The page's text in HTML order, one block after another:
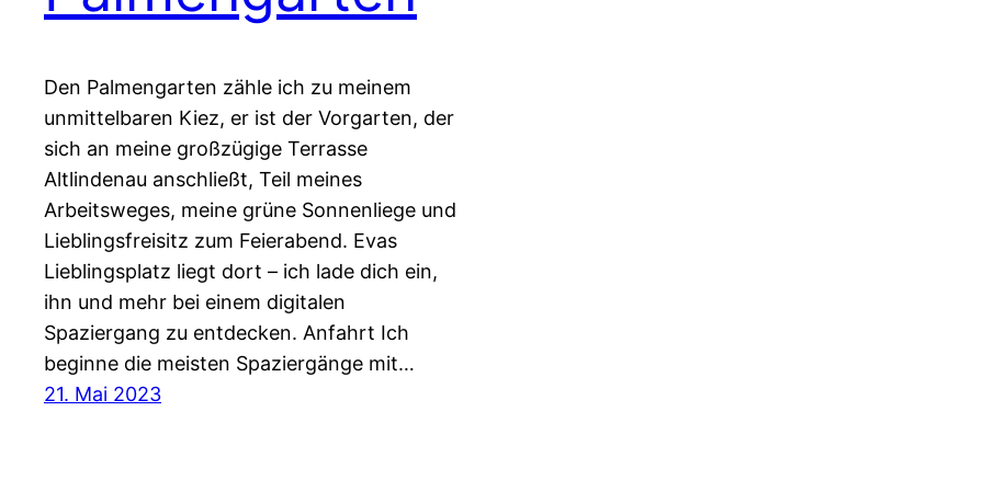
Den Palmengarten zähle ich zu meinem
unmittelbaren Kiez, er ist der Vorgarten, der
sich an meine großzügige Terrasse
Altlindenau anschließt, Teil meines
Arbeitsweges, meine grüne Sonnenliege und
Lieblingsfreisitz zum Feierabend. Evas
Lieblingsplatz liegt dort – ich lade dich ein,
ihn und mehr bei einem digitalen
Spaziergang zu entdecken. Anfahrt Ich
beginne die meisten Spaziergänge mit…
21. Mai 2023